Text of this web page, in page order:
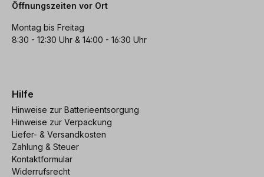
Öffnungszeiten vor Ort
Montag bis Freitag
8:30 - 12:30 Uhr & 14:00 - 16:30 Uhr
Hilfe
Hinweise zur Batterieentsorgung
Hinweise zur Verpackung
Liefer- & Versandkosten
Zahlung & Steuer
Kontaktformular
Widerrufsrecht